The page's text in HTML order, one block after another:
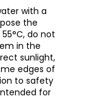
with a
the
do not
in the
sunlight,
edges of
to safety
for